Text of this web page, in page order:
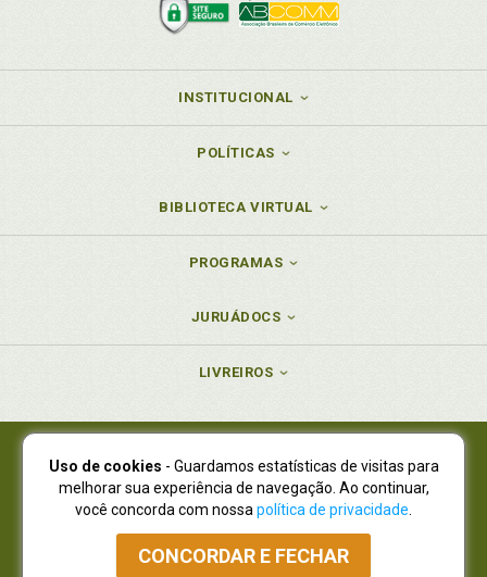
INSTITUCIONAL
POLÍTICAS
BIBLIOTECA VIRTUAL
PROGRAMAS
JURUÁDOCS
LIVREIROS
Juruá Editora Ltda., CNPJ 77.535.508/0001-19
Juruá Informática Ltda., CNPJ 01.701.561/0001-80
NOVO ENDEREÇO:R. Flávio Dallegrave, 7665, São Lourenço |
Curitiba - Paraná - CEP 82210-310
Atendimento: (41) 4009-3900|Vendas Atacado: (41) 4009-3939
Uso de cookies - Guardamos estatísticas de visitas para
melhorar sua experiência de navegação. Ao continuar,
você concorda com nossa política de privacidade
CONCORDAR E FECHAR